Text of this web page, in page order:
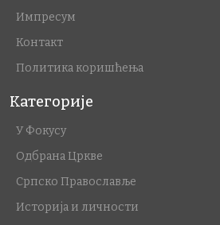
Импресум
Контакт
Политика коришћења
Категорије
У Фокусу
Одбрана Цркве
Српско Православље
Историја и личности